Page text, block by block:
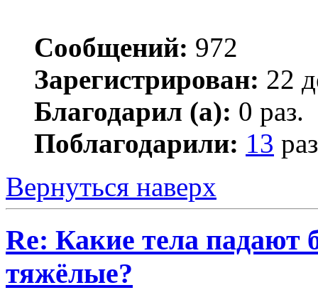
Сообщений: 972
Зарегистрирован: 22
Благодарил (а): 0 раз.
Поблагодарили: 13
Вернуться наверх
Re: Какие тела падают
тяжёлые?